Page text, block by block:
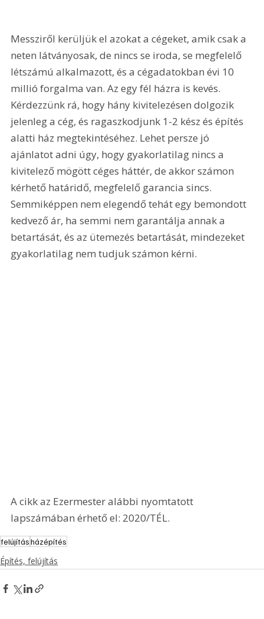
Messziről kerüljük el azokat a cégeket, amik csak a
neten látványosak, de nincs se iroda, se megfelelő
létszámú alkalmazott, és a cégadatokban évi 10
millió forgalma van. Az egy fél házra is kevés.
Kérdezzünk rá, hogy hány kivitelezésen dolgozik
jelenleg a cég, és ragaszkodjunk 1-2 kész és építés
alatti ház megtekintéséhez. Lehet persze jó
ajánlatot adni úgy, hogy gyakorlatilag nincs a
kivitelező mögött céges háttér, de akkor számon
kérhető határidő, megfelelő garancia sincs.
Semmiképpen nem elegendő tehát egy bemondott
kedvező ár, ha semmi nem garantálja annak a
betartását, és az ütemezés betartását, mindezeket
gyakorlatilag nem tudjuk számon kérni.
A cikk az Ezermester alábbi nyomtatott
lapszámában érhető el: 2020/TÉL.
felújításházépítés
Építés, felújítás